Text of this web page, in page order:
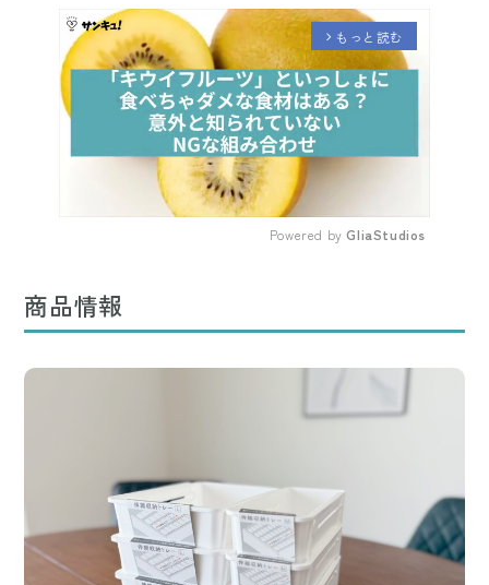
arrow_forward_ios もっと読む
Powered by GliaStudios
商品情報